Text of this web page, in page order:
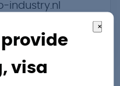
×
provide
visa
industry.nl